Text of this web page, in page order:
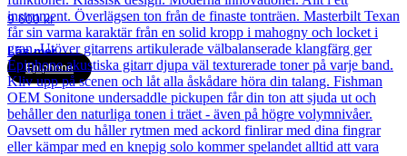
9 600kr
Läs mer
Epiphone